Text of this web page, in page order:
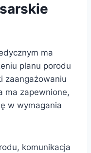
ma
planu porodu
zaangażowaniu
ma zapewnione,
w wymagania
komunikacja